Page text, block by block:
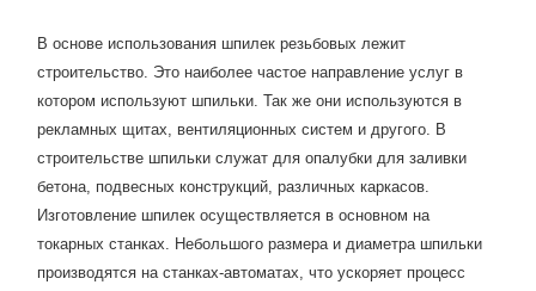
В основе использования шпилек резьбовых лежит
строительство. Это наиболее частое направление услуг в
котором используют шпильки. Так же они используются в
рекламных щитах, вентиляционных систем и другого. В
строительстве шпильки служат для опалубки для заливки
бетона, подвесных конструкций, различных каркасов.
Изготовление шпилек осуществляется в основном на
токарных станках. Небольшого размера и диаметра шпильки
производятся на станках-автоматах, что ускоряет процесс